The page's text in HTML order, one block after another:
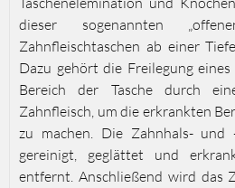
dieser sogenannten
Zahnfleischtaschen ab einer
Dazu gehört die Freilegung
Bereich der Tasche durch
Zahnfleisch, um die erkrankten
zu machen. Die Zahnhals- und
gereinigt, geglättet und
entfernt. Anschließend wird das